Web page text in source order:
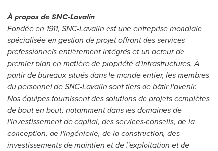
À propos de SNC-Lavalin
Fondée en 1911, SNC-Lavalin est une entreprise mondiale
spécialisée en gestion de projet offrant des services
professionnels entièrement intégrés et un acteur de
premier plan en matière de propriété d'infrastructures. À
partir de bureaux situés dans le monde entier, les membres
du personnel de SNC-Lavalin sont fiers de bâtir l'avenir.
Nos équipes fournissent des solutions de projets complètes
de bout en bout, notamment dans les domaines de
l'investissement de capital, des services-conseils, de la
conception, de l'ingénierie, de la construction, des
investissements de maintien et de l'exploitation et de